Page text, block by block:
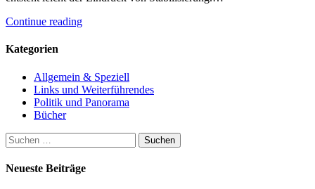
Continue reading
Kategorien
Allgemein & Speziell
Links und Weiterführendes
Politik und Panorama
Bücher
Suchen
nach:
Neueste Beiträge